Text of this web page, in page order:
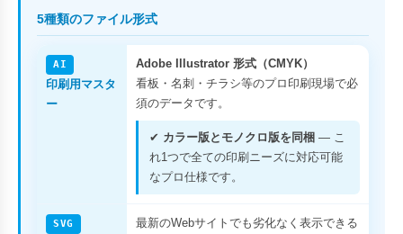
5種類のファイル形式
AI
印刷用マスタ
ー
Adobe Illustrator 形式（CMYK）
看板・名刺・チラシ等のプロ印刷現場で必
須のデータです。
✔ カラー版とモノクロ版を同梱 — こ
れ1つで全ての印刷ニーズに対応可能
なプロ仕様です。
SVG
最新のWebサイトでも劣化なく表示できる